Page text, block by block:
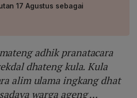
17 Agustus sebagai
adhik pranatacara
dhateng kula. Kula
alim ulama ingkang dhat
warga ageng ...